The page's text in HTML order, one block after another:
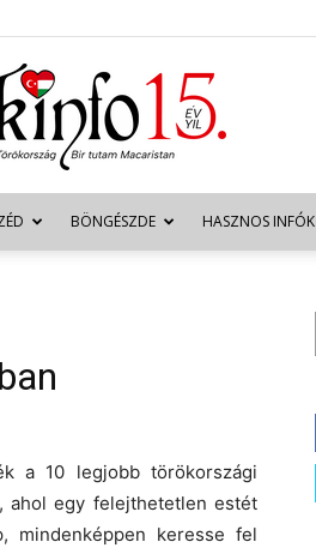
Türkinfo
BÖNGÉSZDE HASZNOS INFÓK
a 10 legjobb törökországi
ahol egy felejthetetlen estét
keresse fel